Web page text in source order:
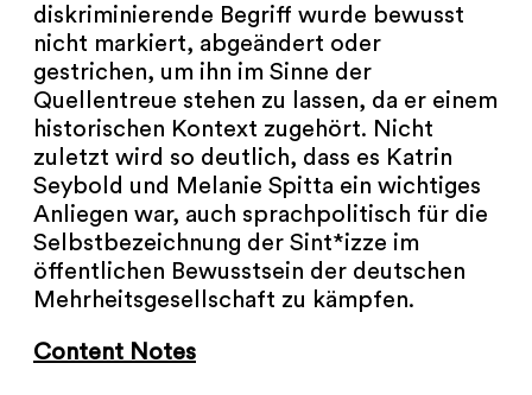
ARCHIV
de en COOKIES
diskriminierende Begriff wurde bewusst
nicht markiert, abgeändert oder
gestrichen, um ihn im Sinne der
Quellentreue stehen zu lassen, da er einem
historischen Kontext zugehört. Nicht
zuletzt wird so deutlich, dass es Katrin
Seybold und Melanie Spitta ein wichtiges
Anliegen war, auch sprachpolitisch für die
Selbstbezeichnung der Sint*izze im
öffentlichen Bewusstsein der deutschen
Mehrheitsgesellschaft zu kämpfen.
Content Notes